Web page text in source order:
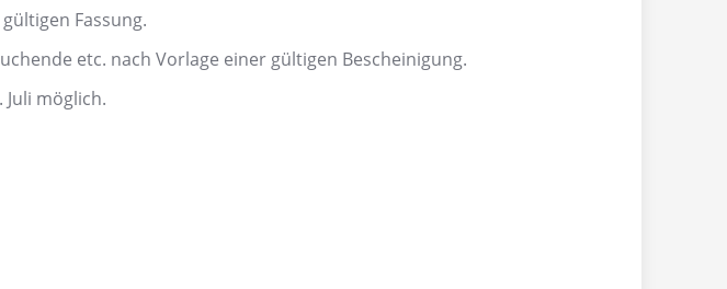
Fassung.
etc. nach Vorlage einer gültigen Bescheinigung.
möglich.